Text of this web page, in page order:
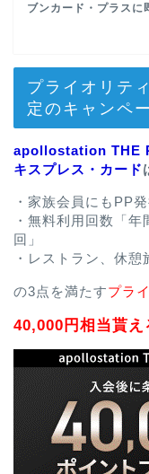
ブンカード・プラスに
プライオリテ
定のキャンペ
apollostation THE
キスプレス・カード
・家族会員にもPP
・無料利用回数「
回」
・レストラン、休
の3点を満たすプラ
40,000円相当貰え